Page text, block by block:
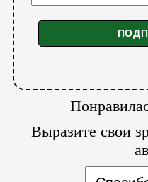
Выразите свои